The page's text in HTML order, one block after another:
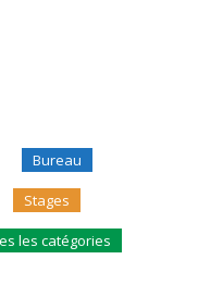
Bureau
Stages
les catégories